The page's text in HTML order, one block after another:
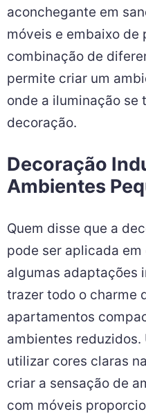
aconchegante em
móveis e embaixo de
combinação de
permite criar um
onde a iluminação
decoração.
Decoração
Ambientes
Quem disse que a
pode ser aplicada em
algumas adaptações
trazer todo o charme
apartamentos
ambientes
utilizar cores claras
criar a sensação de
com móveis